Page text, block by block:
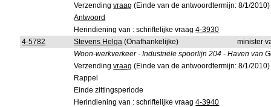
Verzendingvraag (Einde van de antwoordtermijn: 8/1/2010)
Antwoord
Herindiening van : schriftelijke vraag4-3930
4-5782
Stevens Helga (Onafhankelijke)
minister
Woon-werkverkeer - Industriële spoorlijn 204 - Haven van
Verzendingvraag (Einde van de antwoordtermijn: 8/1/2010)
Rappel
Einde zittingsperiode
Herindiening van : schriftelijke vraag4-3940